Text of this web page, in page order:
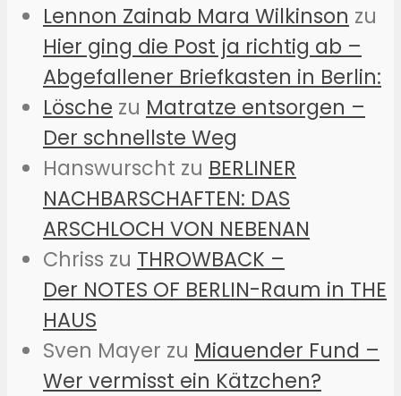
Lennon Zainab Mara Wilkinson zu
Hier ging die Post ja richtig ab –
Abgefallener Briefkasten in Berlin:
Lösche zu Matratze entsorgen –
Der schnellste Weg
Hanswurscht zu BERLINER
NACHBARSCHAFTEN: DAS
ARSCHLOCH VON NEBENAN
Chriss zu THROWBACK –
Der NOTES OF BERLIN-Raum in THE
HAUS
Sven Mayer zu Miauender Fund –
Wer vermisst ein Kätzchen?